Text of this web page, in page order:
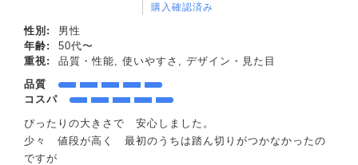
購入確認済み
性別:
男性
年齢:
50代〜
重視:
品質・性能, 使いやすさ, デザイン・見た目
品質
コスパ
ぴったりの大きさで 安心しました。
少々 値段が高く 最初のうちは踏ん切りがつかなかったの
ですが